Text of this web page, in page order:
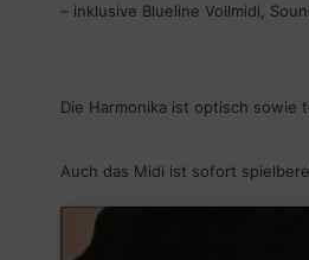
– inklusive Blueline Vollmidi,
Die Harmonika ist optisch
Auch das Midi ist sofort